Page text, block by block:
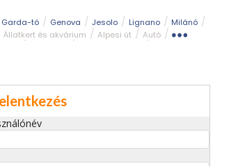
Garda-tó Genova Jesolo Lignano
Milánó
Állatkert és akvárium Alpesi út
Autó